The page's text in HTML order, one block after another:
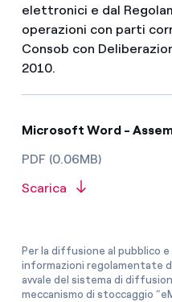
elettronici e dal
operazioni con parti
Consob con
2010.
Microsoft Word -
PDF (0.06MB)
Scarica
Per la diffusione al pubblico
informazioni regolamentate
avvale del sistema di
meccanismo di stoccaggio